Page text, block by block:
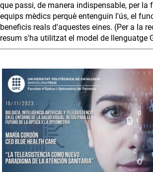
que passi, de manera indispensable, per la
equips mèdics perquè entenguin l'ús, el
beneficis reals d'aquestes eines. (Per a la
resum s'ha utilitzat el model de llenguatge